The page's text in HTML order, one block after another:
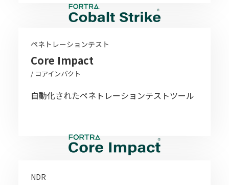
ペネトレーションテスト
Core Impact
/ コアインパクト
自動化されたペネトレーションテストツール
NDR